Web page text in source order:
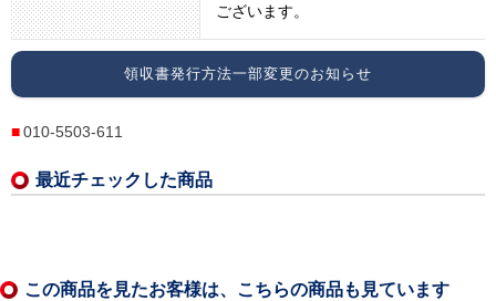
ございます。
領収書発行方法一部変更のお知らせ
010-5503-611
最近チェックした商品
この商品を見たお客様は、こちらの商品も見ています